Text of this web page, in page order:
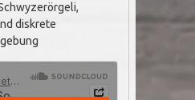
diskrete